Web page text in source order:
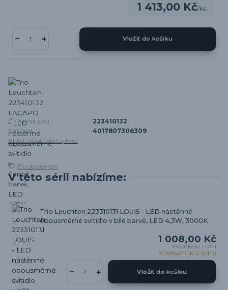
1 413,00 Kč/ks
Vložit do košíku
Číslo produktu:
223410132
EAN kód:
4017807306309
Hlídat cenu / dostupnost
Do oblíbených
V této sérii nabízíme:
Trio Leuchten 223310131 LOUIS - LED nástěnné
obousměrné svítidlo v bílé barvě, LED 4,3W, 3000K
1 008,00 Kč
833,06 Kč bez DPH
K odeslání do 2 týdnů
Vložit do košíku